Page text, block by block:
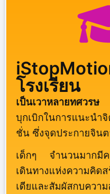
โรงเรียน
เป็นเวาหลายทศวรษ
บุกเบิกในการแนะนำ
ชั่น ซึ่งจุดประกายจิน
เด็กๆ จำนวนมากมีค
เดินทางแห่งความคิ
เดียและสัมผัสกบควา